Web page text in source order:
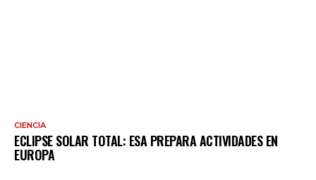
CIENCIA
ECLIPSE SOLAR TOTAL: ESA PREPARA ACTIVIDADES EN
EUROPA